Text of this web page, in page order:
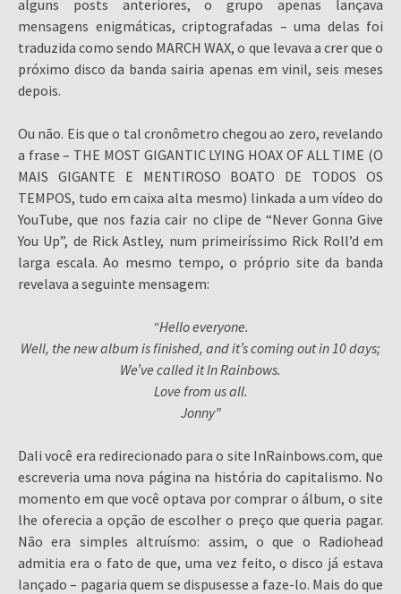
alguns posts anteriores, o grupo apenas lançava
mensagens enigmáticas, criptografadas – uma delas foi
traduzida como sendo MARCH WAX, o que levava a crer que o
próximo disco da banda sairia apenas em vinil, seis meses
depois.
Ou não. Eis que o tal cronômetro chegou ao zero, revelando
a frase – THE MOST GIGANTIC LYING HOAX OF ALL TIME (O
MAIS GIGANTE E MENTIROSO BOATO DE TODOS OS
TEMPOS, tudo em caixa alta mesmo) linkada a um vídeo do
YouTube, que nos fazia cair no clipe de “Never Gonna Give
You Up”, de Rick Astley, num primeiríssimo Rick Roll’d em
larga escala. Ao mesmo tempo, o próprio site da banda
revelava a seguinte mensagem:
“Hello everyone.
Well, the new album is finished, and it’s coming out in 10 days;
We’ve called it In Rainbows.
Love from us all.
Jonny”
Dali você era redirecionado para o site InRainbows.com, que
escreveria uma nova página na história do capitalismo. No
momento em que você optava por comprar o álbum, o site
lhe oferecia a opção de escolher o preço que queria pagar.
Não era simples altruísmo: assim, o que o Radiohead
admitia era o fato de que, uma vez feito, o disco já estava
lançado – pagaria quem se dispusesse a faze-lo. Mais do que